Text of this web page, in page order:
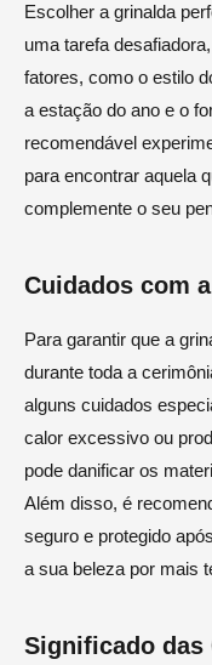
Escolher a grinalda
uma tarefa
fatores, como o estilo
a estação do ano e o
recomendável
para encontrar aquela
complemente o seu
Cuidados com
Para garantir que a
durante toda a
alguns cuidados
calor excessivo ou
pode danificar os
Além disso, é
seguro e protegido
a sua beleza por mais
Significado das